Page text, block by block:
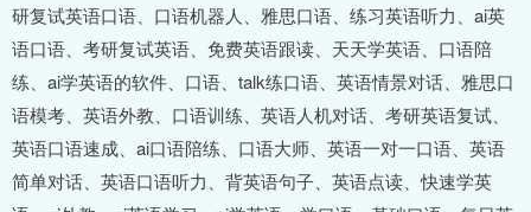
研复试英语口语、口语机器人、雅思口语、练习英语听力、ai英
语口语、考研复试英语、免费英语跟读、天天学英语、口语陪
练、ai学英语的软件、口语、talk练口语、英语情景对话、雅思口
语模考、英语外教、口语训练、英语人机对话、考研英语复试、
英语口语速成、ai口语陪练、口语大师、英语一对一口语、英语
简单对话、英语口语听力、背英语句子、英语点读、快速学英